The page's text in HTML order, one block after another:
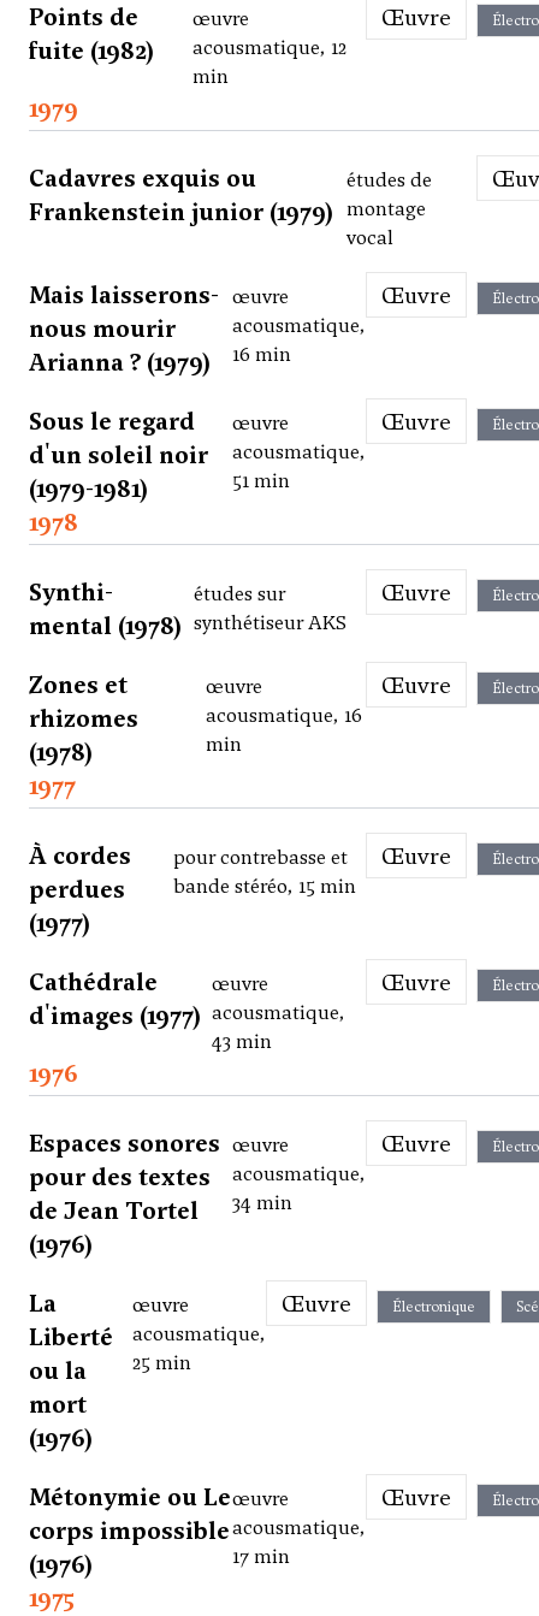
Points de
fuite (1982)
œuvre
acousmatique, 12
min
Œuvre
1979
Cadavres exquis ou
Frankenstein junior (1979)
études de
montage
vocal
Mais laisserons-
nous mourir
Arianna ? (1979)
œuvre
acousmatique,
16 min
Œuvre
Sous le regard
d'un soleil noir
(1979-1981)
œuvre
acousmatique,
51 min
Œuvre
1978
Synthi-
mental (1978)
études sur
synthétiseur AKS
Œuvre
Zones et
rhizomes
(1978)
œuvre
acousmatique, 16
min
Œuvre
1977
À cordes
perdues
(1977)
pour contrebasse et
bande stéréo, 15 min
Œuvre
Cathédrale
d'images (1977)
œuvre
acousmatique,
43 min
Œuvre
1976
Espaces sonores
pour des textes
de Jean Tortel
(1976)
œuvre
acousmatique,
34 min
Œuvre
La
Liberté
ou la
mort
(1976)
œuvre
acousmatique,
25 min
Œuvre Électronique
Métonymie ou Le
corps impossible
(1976)
œuvre
acousmatique,
17 min
Œuvre
1975